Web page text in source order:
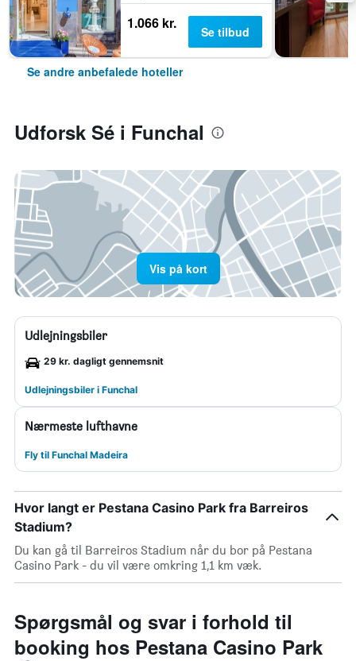
1.066 kr. Se tilbud
Se andre anbefalede hoteller
Udforsk Sé i Funchal
Vis på kort
Udlejningsbiler
29 kr. dagligt gennemsnit
Udlejningsbiler i Funchal
Nærmeste lufthavne
Fly til Funchal Madeira
Hvor langt er Pestana Casino Park fra Barreiros
Stadium?
Du kan gå til Barreiros Stadium når du bor på Pestana
Casino Park - du vil være omkring 1,1 km væk.
Spørgsmål og svar i forhold til
booking hos Pestana Casino Park